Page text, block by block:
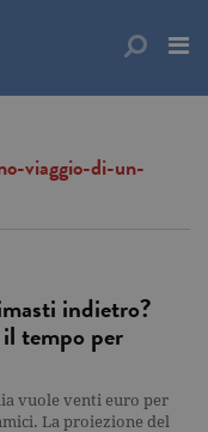
viaggio-di-un-
indietro?
tempo per
vuole venti euro per
La proiezione del